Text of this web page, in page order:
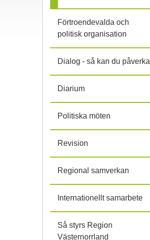
:
Förtroendevalda och
politisk organisation
Dialog - så kan du påverka
Diarium
Politiska möten
Revision
Regional samverkan
Internationellt samarbete
Så styrs Region
Västernorrland